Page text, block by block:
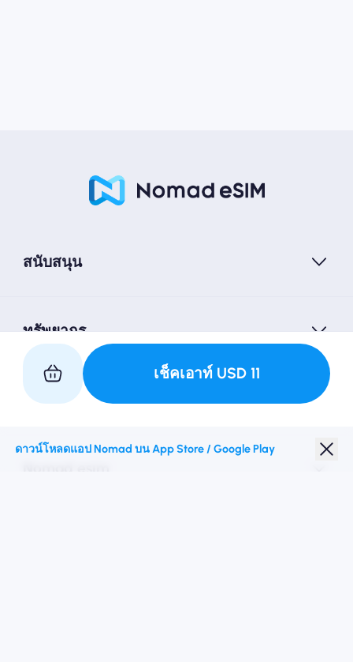
เช็คเอาท์ USD 11
สนับสนุน
ทรัพยากร
เป็นหุ้นส่วนกับเรา
ดาวน์โหลดแอป Nomad บน App Store / Google Play